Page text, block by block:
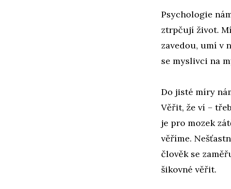
Psychologie
ztrpčují život.
zavedou, umí v
se myslivci na
Do jisté míry
Věřit, že ví –
je pro mozek
věříme.
člověk se
šikovné věřit.